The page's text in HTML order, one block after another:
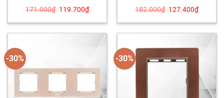
171.000₫ Giá
là:
119.700₫Giá
hiện
tại
119.700₫.
182.000₫ Giá
là:
127.400₫Giá
hiện
tại
-30% -30%